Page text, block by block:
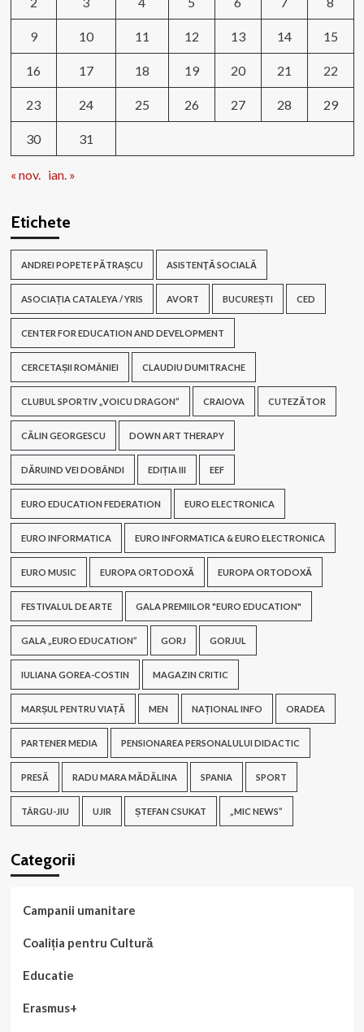
9 10 11 12 13 14 15
16 17 18 19 20 21 22
23 24 25 26 27 28 29
30 31
« nov. ian. »
Etichete
ANDREI POPETE PĂTRAȘCU ASISTENŢĂ SOCIALĂ
ASOCIAȚIA CATALEYA / YRIS AVORT BUCUREȘTI CED
CENTER FOR EDUCATION AND DEVELOPMENT
CERCETAȘII ROMÂNIEI CLAUDIU DUMITRACHE
CLUBUL SPORTIV „VOICU DRAGON” CRAIOVA CUTEZĂTOR
CĂLIN GEORGESCU DOWN ART THERAPY
DĂRUIND VEI DOBÂNDI EDIȚIA III EEF
EURO EDUCATION FEDERATION EURO ELECTRONICA
EURO INFORMATICA EURO INFORMATICA & EURO ELECTRONICA
EURO MUSIC EUROPA ORTODOXĂ EUROPA ORTODOXĂ
FESTIVALUL DE ARTE GALA PREMIILOR "EURO EDUCATION"
GALA „EURO EDUCATION” GORJ GORJUL
IULIANA GOREA-COSTIN MAGAZIN CRITIC
MARȘUL PENTRU VIAȚĂ MEN NAȚIONAL INFO ORADEA
PARTENER MEDIA PENSIONAREA PERSONALULUI DIDACTIC
PRESĂ RADU MARA MĂDĂLINA SPANIA SPORT
TÂRGU-JIU UJIR ȘTEFAN CSUKAT „MIC NEWS”
Categorii
Campanii umanitare
Coaliția pentru Cultură
Educatie
Erasmus+